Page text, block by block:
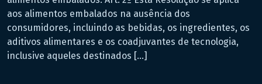
aos alimentos embalados na ausência dos
consumidores, incluindo as bebidas, os ingredientes, os
aditivos alimentares e os coadjuvantes de tecnologia,
inclusive aqueles destinados […]